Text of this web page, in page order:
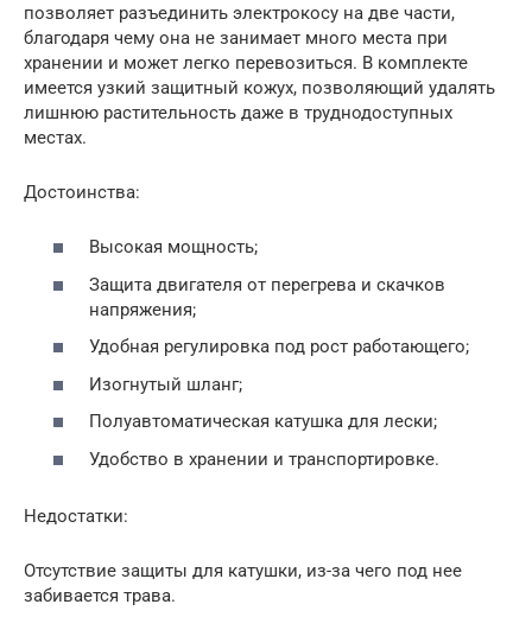
позволяет разъединить электрокосу на две части,
благодаря чему она не занимает много места при
хранении и может легко перевозиться. В комплекте
имеется узкий защитный кожух, позволяющий удалять
лишнюю растительность даже в труднодоступных
местах.
Достоинства:
Высокая мощность;
Защита двигателя от перегрева и скачков
напряжения;
Удобная регулировка под рост работающего;
Изогнутый шланг;
Полуавтоматическая катушка для лески;
Удобство в хранении и транспортировке.
Недостатки:
Отсутствие защиты для катушки, из-за чего под нее
забивается трава.